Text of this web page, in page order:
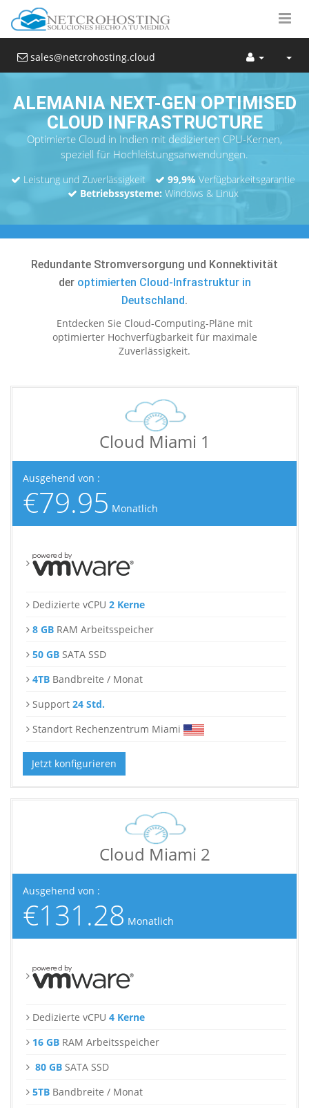
sales@netcrohosting.cloud
ALEMANIA NEXT-GEN OPTIMISED
CLOUD INFRASTRUCTURE
Optimierte Cloud in Indien mit dedizierten CPU-Kernen,
speziell für Hochleistungsanwendungen.
Leistung und Zuverlässigkeit 99,9% Verfügbarkeitsgarantie
Betriebssysteme: Windows & Linux
Redundante Stromversorgung und Konnektivität
der optimierten Cloud-Infrastruktur in
Deutschland.
Entdecken Sie Cloud-Computing-Pläne mit
optimierter Hochverfügbarkeit für maximale
Zuverlässigkeit.
Cloud Miami 1
Ausgehend von :
€79.95 Monatlich
Dedizierte vCPU 2 Kerne
8 GB RAM Arbeitsspeicher
50 GB SATA SSD
4TB Bandbreite / Monat
Support 24 Std.
Standort Rechenzentrum Miami
Jetzt konfigurieren
Cloud Miami 2
Ausgehend von :
€131.28 Monatlich
Dedizierte vCPU 4 Kerne
16 GB RAM Arbeitsspeicher
80 GB SATA SSD
5TB Bandbreite / Monat